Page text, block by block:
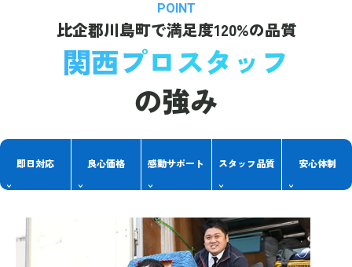
POINT
比企郡川島町で満足度120%の品質
関西プロスタッフ
の強み
即日対応 良心価格 感動サポート スタッフ品質 安心体制